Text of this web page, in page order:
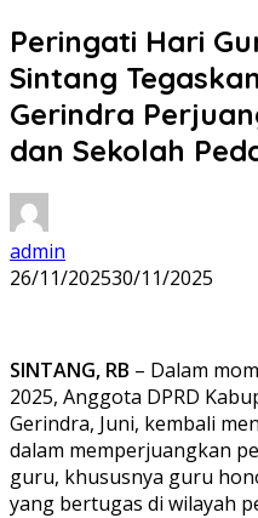
Peringati Hari
Sintang
Gerindra
dan Sekolah
admin
26/11/202530/11/2025
SINTANG, RB – Dalam
2025, Anggota DPRD
Gerindra, Juni, kembali
dalam memperjuangkan
guru, khususnya guru
yang bertugas di wilayah